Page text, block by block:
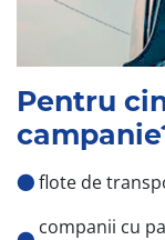
Pentru
flote de
companii cu